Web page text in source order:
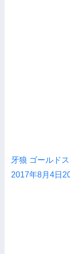
牙狼 ゴールド
2017年8月4日